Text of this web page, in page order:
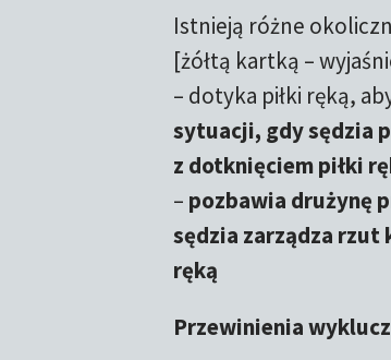
Istnieją różne
[żółtą kartką –
– dotyka piłki ręką,
sytuacji, gdy sędzia
z dotknięciem piłki
– pozbawia drużynę
sędzia zarządza rzut
ręką
Przewinienia